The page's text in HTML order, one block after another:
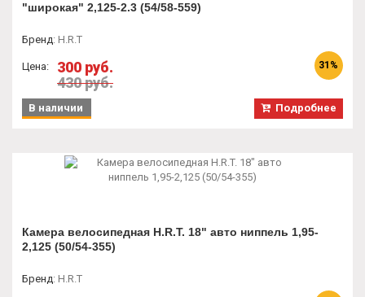
"широкая" 2,125-2.3 (54/58-559)
Бренд: H.R.T
Цена:
300 руб.
430 руб.
31%
Подробнее
В наличии
Камера велосипедная H.R.T. 18" авто ниппель 1,95-
2,125 (50/54-355)
Бренд: H.R.T